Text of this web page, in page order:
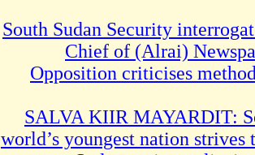
South Sudan Security
Chief of (Alrai)
Opposition criticises
SALVA KIIR MAYARDIT:
world’s youngest nation